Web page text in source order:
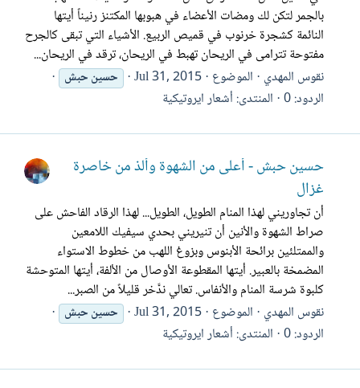
بالجمر لتكن لك ومضات الأعضاء في هبوبها المكتنز رنيناً أيتها
النائمة كشجرة خرنوب في قميص الربيع. الأشياء التي تبقى كالجرح
مفتوحة تترامى في الريحان تهبط في الريحان، ترقد في الريحان...
نقوس المهدي الموضوع Jul 31, 2015 حسينحبش
الردود: 0 المنتدى: أشعار ايروتيكية
حسين حبش - أعلى من الشهوة وألذ من خاصرة
غزال
أن تجاوريني لهذا المنام الطويل، الطويل... لهذا الرقاد الفاحش على
صراط الشهوة والأنين أن تنيريني بحدي سيفيك اللامعين
والممتلئين برائحة الأبنوس وبزوغ اللهب من خطوط الاستواء
المضمخة بالعبير. أيتها المقطوعة الأوصال من الألفة، أيتها المتوحشة
كلبوة شرسة المنام والأنفاس. تعالي ندَّخر قليلاً من الصبر...
نقوس المهدي الموضوع Jul 31, 2015 حسينحبش
الردود: 0 المنتدى: أشعار ايروتيكية